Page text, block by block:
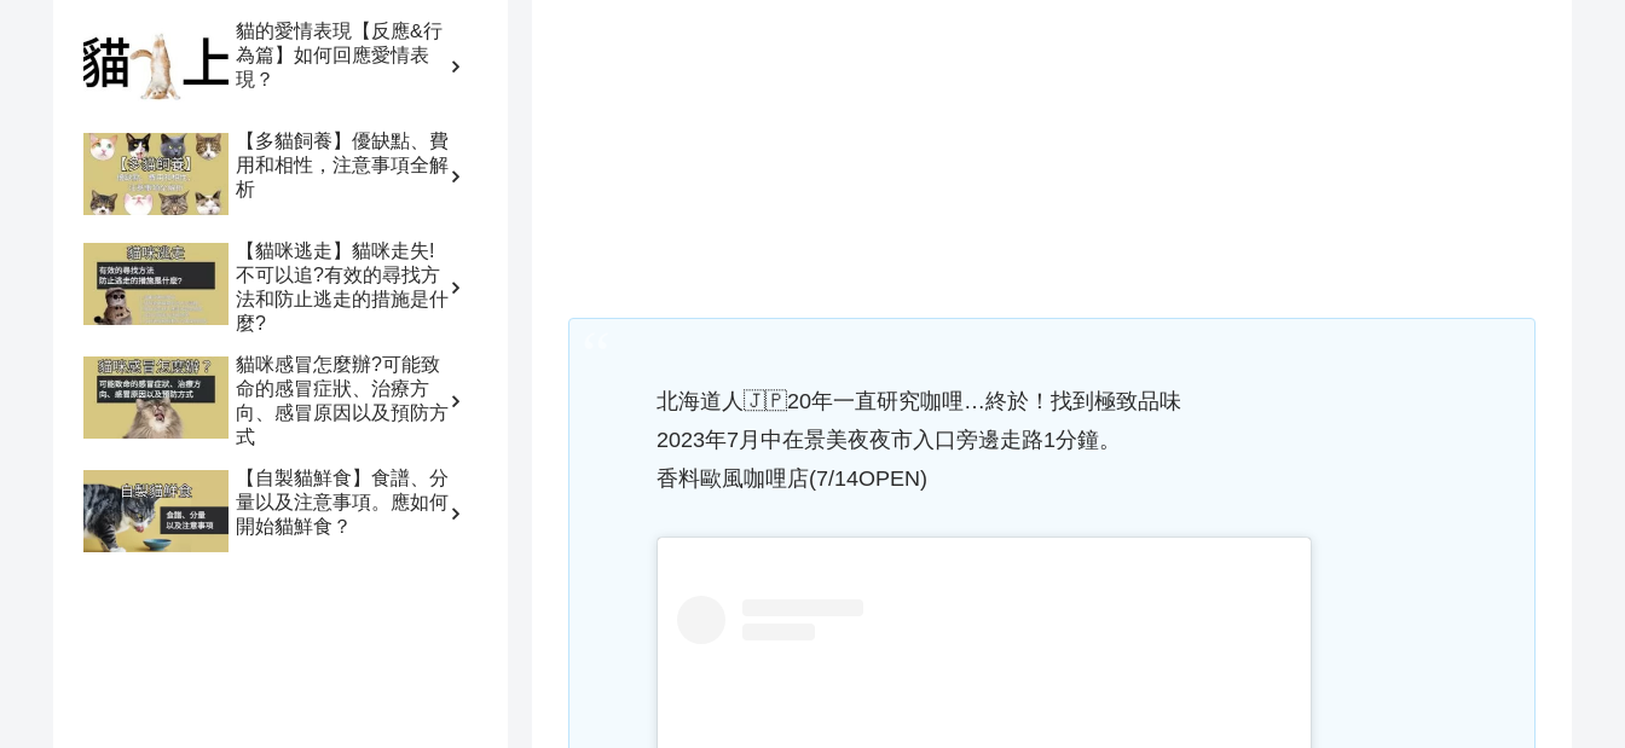
北海道人🇯🇵20年一直研究咖哩…終於！找到極致品味
2023年7月中在景美夜夜市入口旁邊走路1分鐘。
香料歐風咖哩店(7/14OPEN)
貓的愛情表現【反應&行
為篇】如何回應愛情表
現？
【多貓飼養】優缺點、費
用和相性，注意事項全解
析
【貓咪逃走】貓咪走失!
不可以追?有效的尋找方
法和防止逃走的措施是什
麼?
貓咪感冒怎麼辦?可能致
命的感冒症狀、治療方
向、感冒原因以及預防方
式
【自製貓鮮食】食譜、分
量以及注意事項。應如何
開始貓鮮食？